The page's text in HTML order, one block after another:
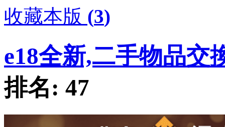
收藏本版 (3)
e18全新,二手物品交
排名: 47